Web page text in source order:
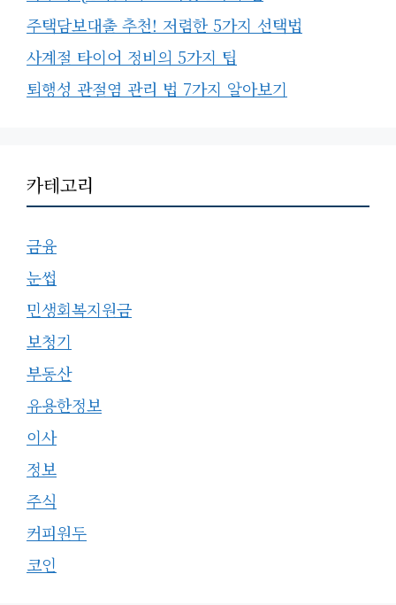
주택담보대출 추천! 저렴한 5가지 선택법
사계절 타이어 정비의 5가지 팁
퇴행성 관절염 관리 법 7가지 알아보기
카테고리
금융
눈썹
민생회복지원금
보청기
부동산
유용한정보
이사
정보
주식
커피원두
코인